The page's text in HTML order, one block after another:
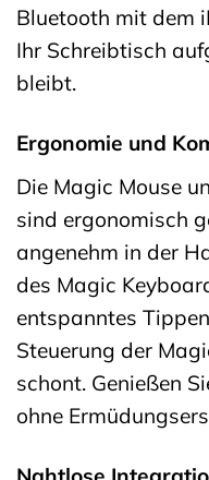
Bluetooth mit dem
Ihr Schreibtisch
bleibt.
Ergonomie und
Die Magic Mouse
sind ergonomisch
angenehm in der
des Magic
entspanntes
Steuerung der
schont. Genießen
ohne